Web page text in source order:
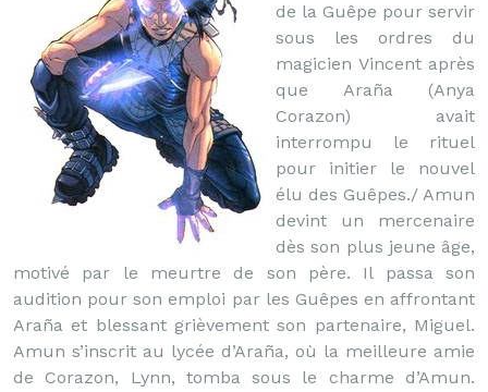
de la Guêpe pour servir
sous les ordres du
magicien Vincent après
que Araña (Anya
Corazon) avait
interrompu le rituel
pour initier le nouvel
élu des Guêpes./ Amun
devint un mercenaire
dès son plus jeune âge,
motivé par le meurtre de son père. Il passa son
audition pour son emploi par les Guêpes en affrontant
Araña et blessant grièvement son partenaire, Miguel.
Amun s’inscrit au lycée d’Araña, où la meilleure amie
de Corazon, Lynn, tomba sous le charme d’Amun.